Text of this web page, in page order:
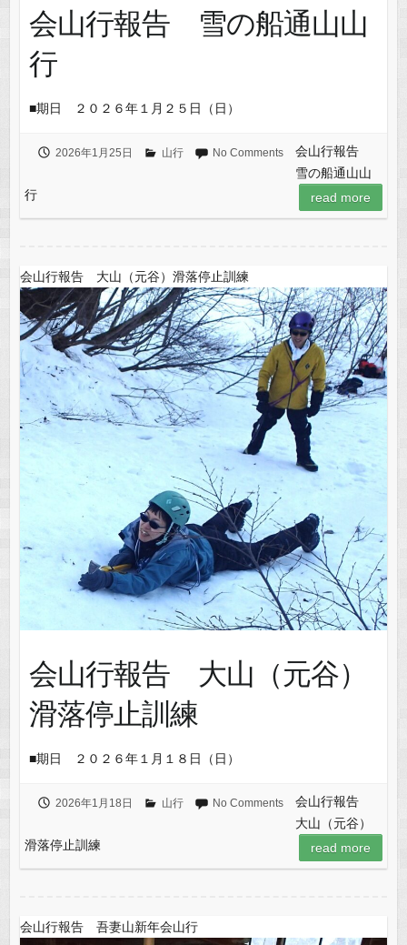
会山行報告 雪の船通山山
行
■期日 ２０２６年１月２５日（日）
2026年1月25日 山行 No Comments
会山行報告
雪の船通山山
行
read more
会山行報告 大山（元谷）滑落停止訓練
会山行報告 大山（元谷）
滑落停止訓練
■期日 ２０２６年１月１８日（日）
2026年1月18日 山行 No Comments
会山行報告
大山（元谷）
滑落停止訓練
read more
会山行報告 吾妻山新年会山行